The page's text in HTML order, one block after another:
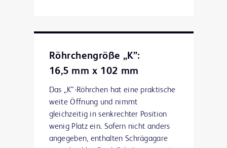
Röhrchengröße „K”:
16,5 mm x 102 mm
Das „K”-Röhrchen hat eine praktische
weite Öffnung und nimmt
gleichzeitig in senkrechter Position
wenig Platz ein. Sofern nicht anders
angegeben, enthalten Schrägagare